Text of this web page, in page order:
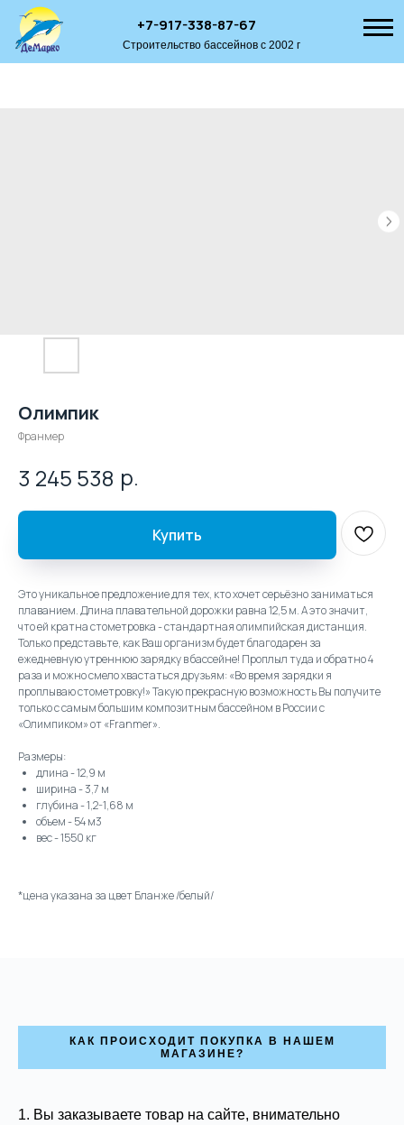
Строительство бассейнов с 2002 г
+7-917-338-87-67
Олимпик
Франмер
3 245 538 р.
Купить
Это уникальное предложение для тех, кто хочет серьёзно заниматься
плаванием. Длина плавательной дорожки равна 12,5 м. А это значит,
что ей кратна стометровка - стандартная олимпийская дистанция.
Только представьте, как Ваш организм будет благодарен за
ежедневную утреннюю зарядку в бассейне! Проплыл туда и обратно 4
раза и можно смело хвастаться друзьям: «Во время зарядки я
проплываю стометровку!» Такую прекрасную возможность Вы получите
только с самым большим композитным бассейном в России с
«Олимпиком» от «Franmer».
Размеры:
длина - 12,9 м
ширина - 3,7 м
глубина - 1,2-1,68 м
объем - 54 м3
вес - 1550 кг
*цена указана за цвет Бланже /белый/
КАК ПРОИСХОДИТ ПОКУПКА В НАШЕМ
МАГАЗИНЕ?
1. Вы заказываете товар на сайте, внимательно